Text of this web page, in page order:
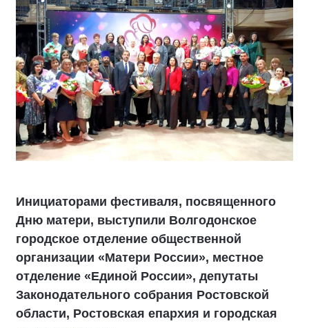
Инициаторами фестиваля, посвященного
Дню матери, выступили Волгодонское
городское отделение общественной
организации «Матери России», местное
отделение «Единой России», депутаты
Законодательного собрания Ростовской
области, Ростовская епархия и городская